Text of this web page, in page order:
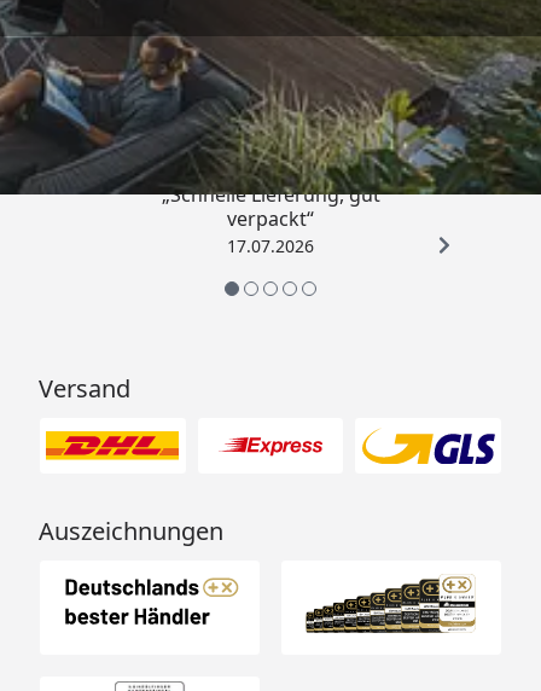
Trusted Shops
4,65/ 5
„Schnelle Lieferung, gut
verpackt“
17.07.2026
Versand
Auszeichnungen